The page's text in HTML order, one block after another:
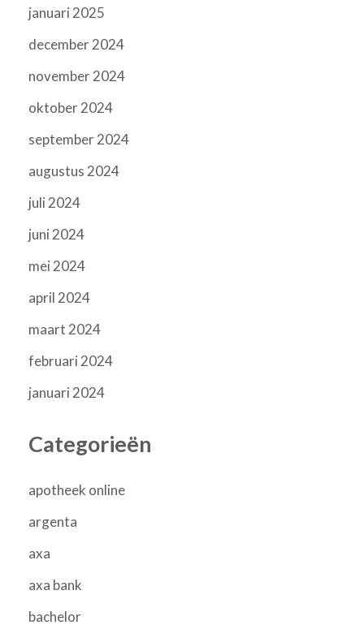
januari 2025
december 2024
november 2024
oktober 2024
september 2024
augustus 2024
juli 2024
juni 2024
mei 2024
april 2024
maart 2024
februari 2024
januari 2024
Categorieën
apotheek online
argenta
axa
axa bank
bachelor